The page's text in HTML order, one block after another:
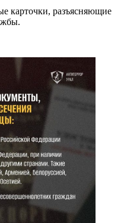
карточки, разъясняющие